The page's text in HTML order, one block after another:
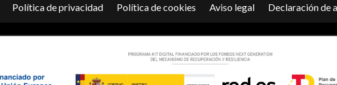
Política de privacidad Política de cookies Aviso legal Declaración de